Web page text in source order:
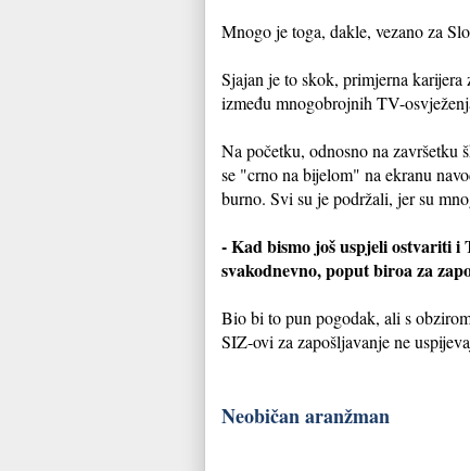
Mnogo je toga, dakle, vezano za
Sjajan je to skok, primjerna
između mnogobrojnih TV-
Na početku, odnosno na završetku
se "crno na bijelom" na ekranu
burno. Svi su je podržali, jer su
- Kad bismo još uspjeli ostvariti
svakodnevno, poput biroa za
Bio bi to pun pogodak, ali s
SIZ-ovi za zapošljavanje ne
Neobičan aranžman